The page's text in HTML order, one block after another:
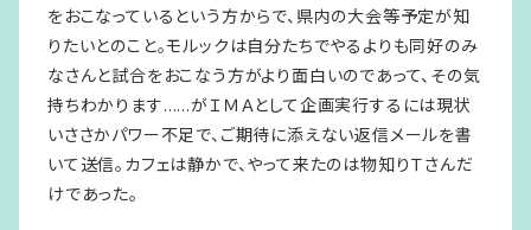
をおこなっているという方からで、県内の大会等予定が知
りたいとのこと。モルックは自分たちでやるよりも同好のみ
なさんと試合をおこなう方がより面白いのであって、その気
持ちわかります……がＩＭＡとして企画実行するには現状
いささかパワー不足で、ご期待に添えない返信メールを書
いて送信。カフェは静かで、やって来たのは物知りＴさんだ
けであった。